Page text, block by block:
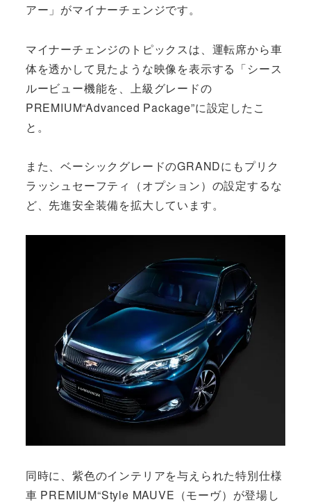
アー」がマイナーチェンジです。
マイナーチェンジのトピックスは、運転席から車
体を透かして見たような映像を表示する「シース
ルービュー機能を、上級グレードの
PREMIUM“Advanced Package”に設定したこ
と。
また、ベーシックグレードのGRANDにもプリク
ラッシュセーフティ（オプション）の設定するな
ど、先進安全装備を拡大しています。
同時に、紫色のインテリアを与えられた特別仕様
車 PREMIUM“Style MAUVE（モーヴ）が登場し